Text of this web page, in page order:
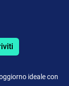
ideale con